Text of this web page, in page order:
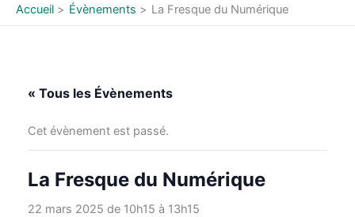
Accueil Évènements La Fresque du Numérique
« Tous les Évènements
Cet évènement est passé.
La Fresque du Numérique
22 mars 2025 de 10h15 à 13h15